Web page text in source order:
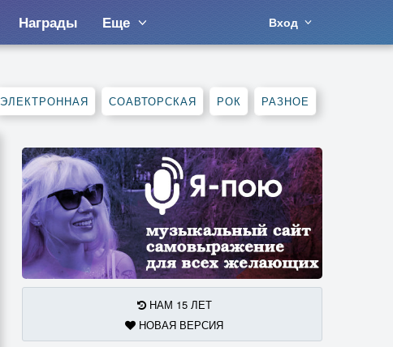
Награды Еще Вход
ЭЛЕКТРОННАЯ СОАВТОРСКАЯ РОК РАЗНОЕ
НАМ 15 ЛЕТ
НОВАЯ ВЕРСИЯ